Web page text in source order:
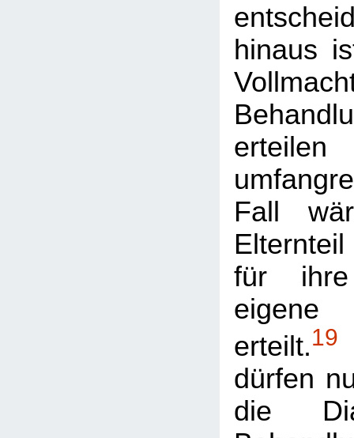
hinaus
Fall
für
eigene
erteilt.19
dürfen
die